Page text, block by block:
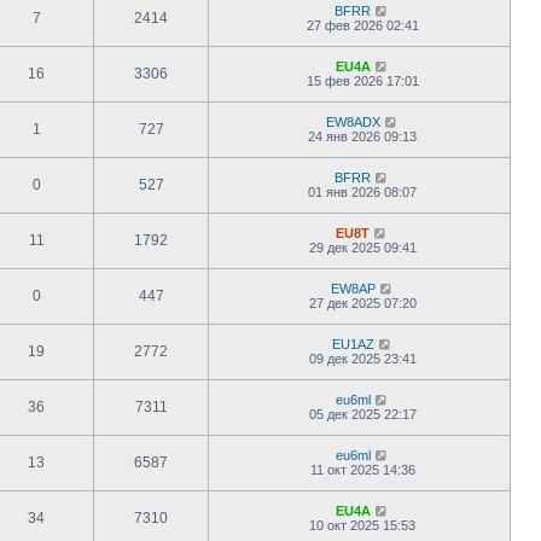
7 2414
BFRR
27 фев 2026 02:41
16 3306
EU4A
15 фев 2026 17:01
1 727
EW8ADX
24 янв 2026 09:13
0 527
BFRR
01 янв 2026 08:07
11 1792
EU8T
29 дек 2025 09:41
0 447
EW8AP
27 дек 2025 07:20
19 2772
EU1AZ
09 дек 2025 23:41
36 7311
eu6ml
05 дек 2025 22:17
13 6587
eu6ml
11 окт 2025 14:36
34 7310
EU4A
10 окт 2025 15:53